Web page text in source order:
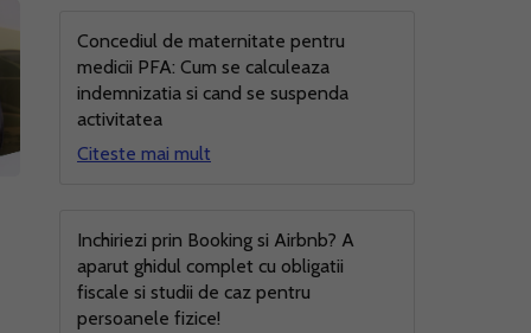
Concediul de maternitate pentru
medicii PFA: Cum se calculeaza
indemnizatia si cand se suspenda
activitatea
Citeste mai mult
Inchiriezi prin Booking si Airbnb? A
aparut ghidul complet cu obligatii
fiscale si studii de caz pentru
persoanele fizice!